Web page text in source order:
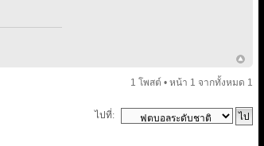
1 โพสต์ • หน้า 1 จากทั้งหมด 1
ไปที่: